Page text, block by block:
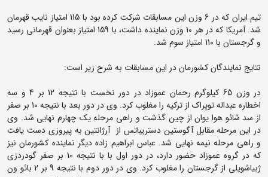
تیم ایران که در 6 وزن این مسابقات شرکت کرده بود با 115 امتیاز نایب قهرمان
شد. آمریکا که در هر 10 وزن نماینده داشت، با 159 امتیاز بعنوان قهرمانی رسید
و گرجستان با 110 امتیاز سوم شد.
نتایج نمایندگان کشورمان در این مسابقات به شرح زیر است:
در وزن 65 کیلوگرم رحمان عموزاد در دور نخست با نتیجه 12 بر 4 و سه
اخطاره عبداله توپراک از ترکیه را مغلوب کرد. وی در دور بعد با نتیجه 10 بر صفر
از سد شائو هوا یوان از چین گذشت و راهی مرحله یک چهارم نهایی شد. وی
در این مرحله مقابل آگوستین دستریباتس از آرژانتین به پیروزی دست یافت
و راهی مرحله نیمه نهایی شد. عباس ابراهیم زاده دیگر نماینده کشورمان نیز
که در گروه عموزاد حضور دارد،‌ در دور اول با با نتیجه 10 بر صفر گودردزی
ژبیاشویلی از گرجستان را مغلوب کرد. وی در دور دوم با نتیجه 9 بر 2 بائو ون